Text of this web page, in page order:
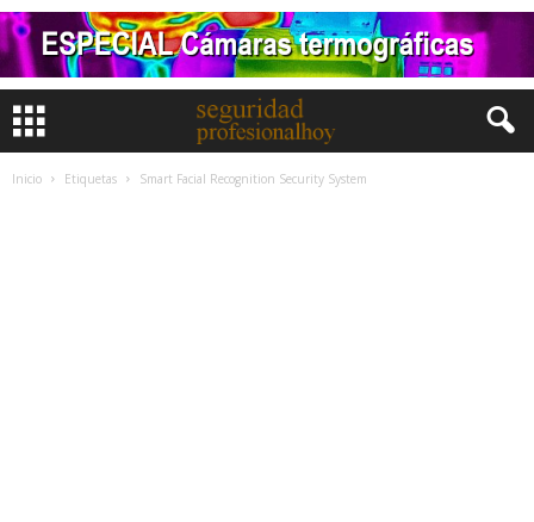
Inicio Etiquetas Smart Facial Recognition Security System